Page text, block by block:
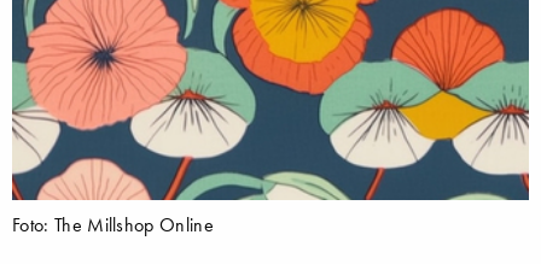
Foto: The Millshop Online